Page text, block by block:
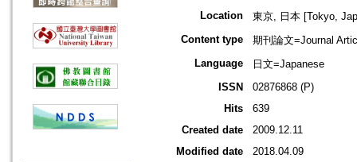
Location
東京, 日本 [Tokyo,
Content type
期刊論文=Journal
Language
日文=Japanese
ISSN
02876868 (P)
Hits
639
Created date
2009.12.11
Modified date
2018.04.09